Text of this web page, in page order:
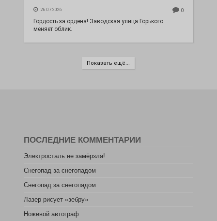
26.07.2026 0
Гордость за ордена! Заводская улица Горького
меняет облик.
Показать ещё...
ПОСЛЕДНИЕ КОММЕНТАРИИ
Электросталь не замёрзла!
Снегопад за снегопадом
Снегопад за снегопадом
Лазер рисует «зебру»
Ножевой автограф